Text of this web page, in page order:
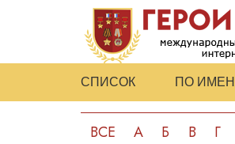
СПИСОК ПО
ВСЕ А Б В Г